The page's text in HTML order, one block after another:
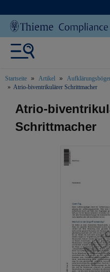
Startseite Artikel
Atrio-biventrikulärer Schrittmacher
text.skipToContent
text.skipToNavigation
Atrio-
Schrittmacher